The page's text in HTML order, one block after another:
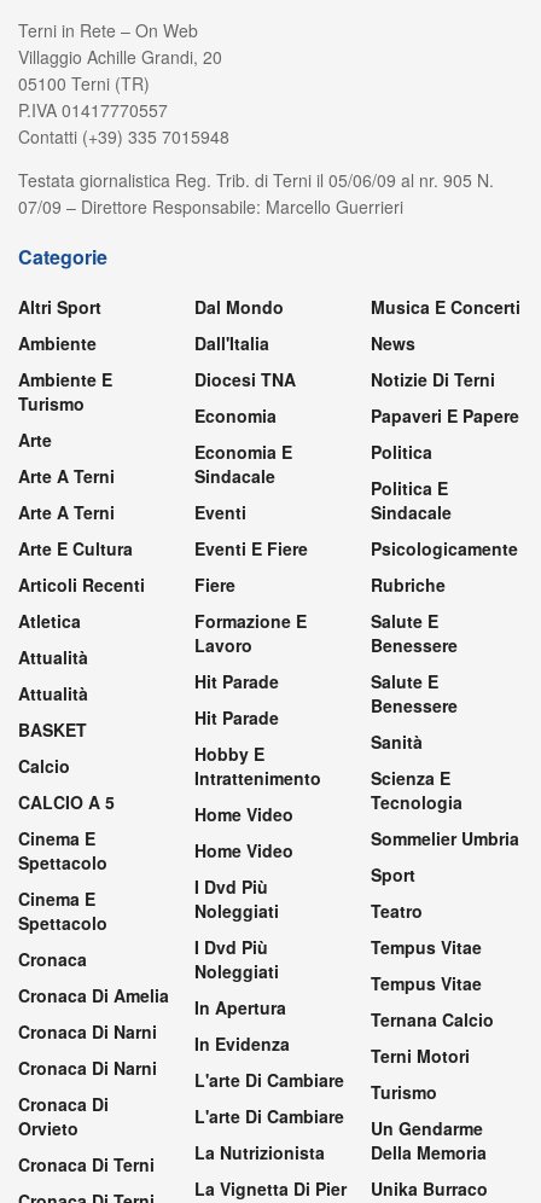
Terni in Rete – On Web
Villaggio Achille Grandi, 20
05100 Terni (TR)
P.IVA 01417770557
Contatti (+39) 335 7015948
Testata giornalistica Reg. Trib. di Terni il 05/06/09 al nr. 905 N.
07/09 – Direttore Responsabile: Marcello Guerrieri
Categorie
Altri Sport
Ambiente
Ambiente E
Turismo
Arte
Arte A Terni
Arte A Terni
Arte E Cultura
Articoli Recenti
Atletica
Attualità
Attualità
BASKET
Calcio
CALCIO A 5
Cinema E
Spettacolo
Cinema E
Spettacolo
Cronaca
Cronaca Di Amelia
Cronaca Di Narni
Cronaca Di Narni
Cronaca Di
Orvieto
Cronaca Di Terni
Dal Mondo
Dall'Italia
Diocesi TNA
Economia
Economia E
Sindacale
Eventi
Eventi E Fiere
Fiere
Formazione E
Lavoro
Hit Parade
Hit Parade
Hobby E
Intrattenimento
Home Video
Home Video
I Dvd Più
Noleggiati
I Dvd Più
Noleggiati
In Apertura
In Evidenza
L'arte Di Cambiare
L'arte Di Cambiare
La Nutrizionista
La Vignetta Di Pier
Musica E Concerti
News
Notizie Di Terni
Papaveri E Papere
Politica
Politica E
Sindacale
Psicologicamente
Rubriche
Salute E
Benessere
Salute E
Benessere
Sanità
Scienza E
Tecnologia
Sommelier Umbria
Sport
Teatro
Tempus Vitae
Tempus Vitae
Ternana Calcio
Terni Motori
Turismo
Un Gendarme
Della Memoria
Unika Burraco